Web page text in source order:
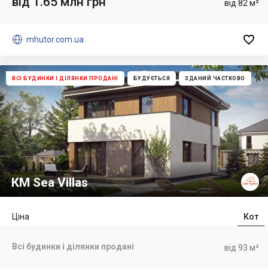
від 82 м²
 mhutor.com.ua 
ВСІ БУДИНКИ І ДІЛЯНКИ ПРОДАНІ БУДУЄТЬСЯ ЗДАНИЙ ЧАСТКОВО
КМ Sea Villas
Кот
Ціна
від 93 м²
Всі будинки і ділянки продані